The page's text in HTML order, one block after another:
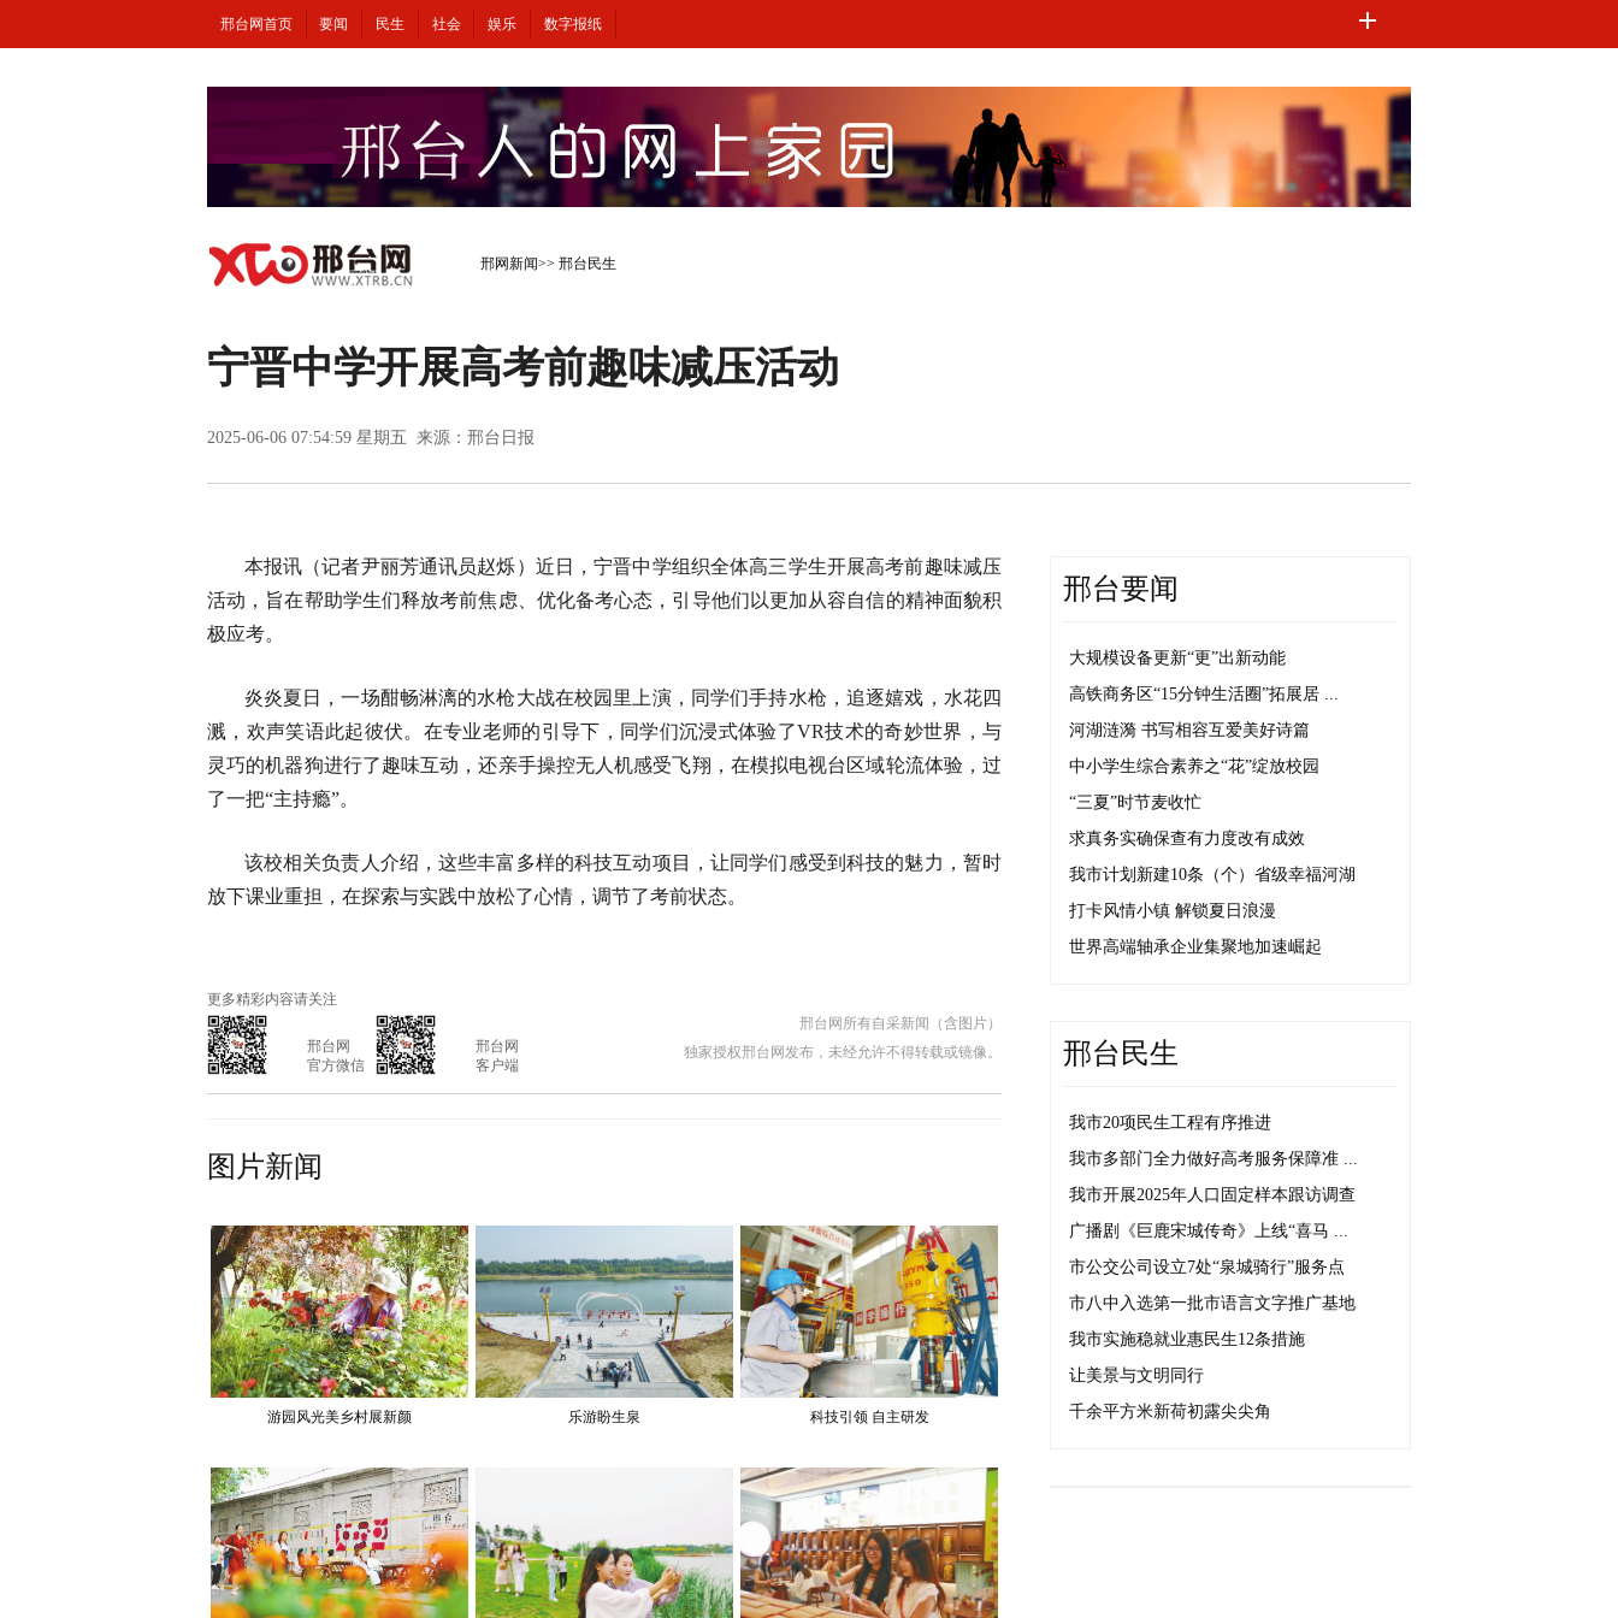
邢台网首页 要闻 民生 社会 娱乐 数字报纸
邢网新闻>> 邢台民生
宁晋中学开展高考前趣味减压活动
2025-06-06 07:54:59 星期五 来源：邢台日报
本报讯（记者尹丽芳通讯员赵烁）近日，宁晋中学组织全体高三学生开展高考前趣味减压
活动，旨在帮助学生们释放考前焦虑、优化备考心态，引导他们以更加从容自信的精神面貌积
极应考。
炎炎夏日，一场酣畅淋漓的水枪大战在校园里上演，同学们手持水枪，追逐嬉戏，水花四
溅，欢声笑语此起彼伏。在专业老师的引导下，同学们沉浸式体验了VR技术的奇妙世界，与
灵巧的机器狗进行了趣味互动，还亲手操控无人机感受飞翔，在模拟电视台区域轮流体验，过
了一把“主持瘾”。
该校相关负责人介绍，这些丰富多样的科技互动项目，让同学们感受到科技的魅力，暂时
放下课业重担，在探索与实践中放松了心情，调节了考前状态。
更多精彩内容请关注
			邢台网
			官方微信
			邢台网
			客户端
邢台网所有自采新闻（含图片）
独家授权邢台网发布，未经允许不得转载或镜像。
图片新闻
游园风光美乡村展新颜 乐游盼生泉 科技引领 自主研发
邢台要闻
大规模设备更新“更”出新动能
高铁商务区“15分钟生活圈”拓展居 ...
河湖涟漪 书写相容互爱美好诗篇
中小学生综合素养之“花”绽放校园
“三夏”时节麦收忙
求真务实确保查有力度改有成效
我市计划新建10条（个）省级幸福河湖
打卡风情小镇 解锁夏日浪漫
世界高端轴承企业集聚地加速崛起
邢台民生
我市20项民生工程有序推进
我市多部门全力做好高考服务保障准 ...
我市开展2025年人口固定样本跟访调查
广播剧《巨鹿宋城传奇》上线“喜马 ...
市公交公司设立7处“泉城骑行”服务点
市八中入选第一批市语言文字推广基地
我市实施稳就业惠民生12条措施
让美景与文明同行
千余平方米新荷初露尖尖角